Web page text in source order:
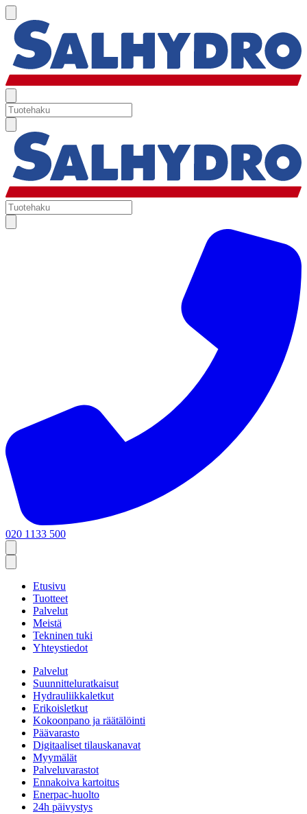
020 1133 500
Etusivu
Tuotteet
Palvelut
Meistä
Tekninen tuki
Yhteystiedot
Palvelut
Suunnitteluratkaisut
Hydrauliikkaletkut
Erikoisletkut
Kokoonpano ja räätälöinti
Päävarasto
Digitaaliset tilauskanavat
Myymälät
Palveluvarastot
Ennakoiva kartoitus
Enerpac-huolto
24h päivystys